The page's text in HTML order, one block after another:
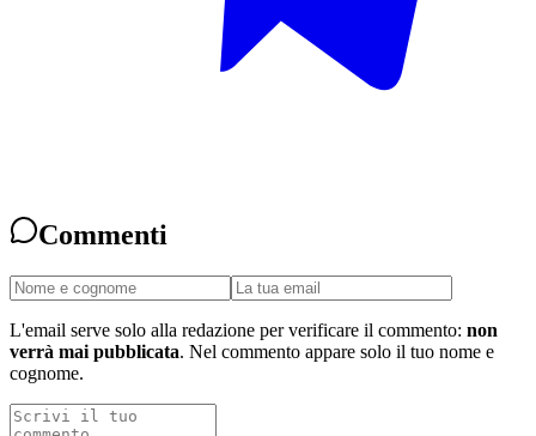
Commenti
L'email serve solo alla redazione per verificare il commento: non
verrà mai pubblicata. Nel commento appare solo il tuo nome e
cognome.